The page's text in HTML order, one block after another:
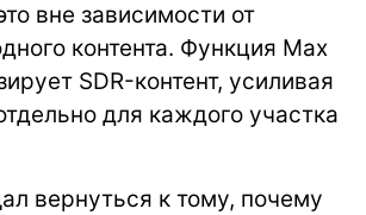
вне зависимости от
контента. Функция Max
SDR-контент, усиливая
для каждого участка
вернуться к тому, почему